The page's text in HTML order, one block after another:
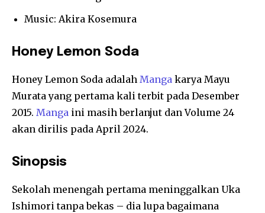
Music: Akira Kosemura
Honey Lemon Soda
Honey Lemon Soda adalah Manga karya Mayu
Murata yang pertama kali terbit pada Desember
2015. Manga ini masih berlanjut dan Volume 24
akan dirilis pada April 2024.
Sinopsis
Sekolah menengah pertama meninggalkan Uka
Ishimori tanpa bekas – dia lupa bagaimana